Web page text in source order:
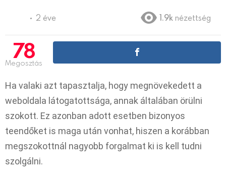
2 éve 1.9k nézettség
78
Megosztás
Ha valaki azt tapasztalja, hogy megnövekedett a
weboldala látogatottsága, annak általában örülni
szokott. Ez azonban adott esetben bizonyos
teendőket is maga után vonhat, hiszen a korábban
megszokottnál nagyobb forgalmat ki is kell tudni
szolgálni.